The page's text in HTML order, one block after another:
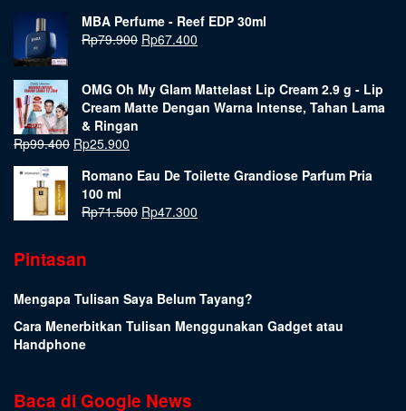
MBA Perfume - Reef EDP 30ml
Rp79.900 Rp67.400
OMG Oh My Glam Mattelast Lip Cream 2.9 g - Lip
Cream Matte Dengan Warna Intense, Tahan Lama
& Ringan
Rp99.400 Rp25.900
Romano Eau De Toilette Grandiose Parfum Pria
100 ml
Rp71.500 Rp47.300
Pintasan
Mengapa Tulisan Saya Belum Tayang?
Cara Menerbitkan Tulisan Menggunakan Gadget atau
Handphone
Baca di Google News